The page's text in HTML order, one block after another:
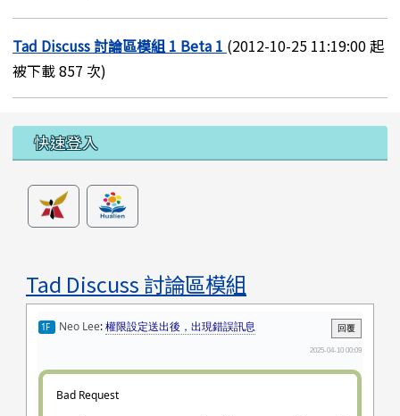
Tad Discuss 討論區模組 1 Beta 1 (2012-10-25 11:19:00 起
被下載 857 次)
左邊區域內容
快速登入
Tad Discuss 討論區模組